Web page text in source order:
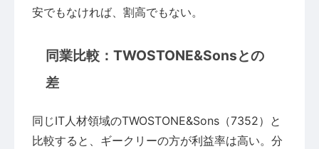
安でもなければ、割高でもない。
同業比較：TWOSTONE&Sonsとの
差
同じIT人材領域のTWOSTONE&Sons（7352）と
比較すると、ギークリーの方が利益率は高い。分